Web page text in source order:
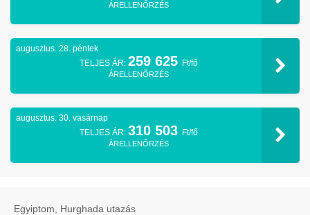
ÁRELLENŐRZÉS
augusztus. 28. péntek
TELJES ÁR: 259 625 Ft/fő
ÁRELLENŐRZÉS
augusztus. 30. vasárnap
TELJES ÁR: 310 503 Ft/fő
ÁRELLENŐRZÉS
Egyiptom, Hurghada utazás